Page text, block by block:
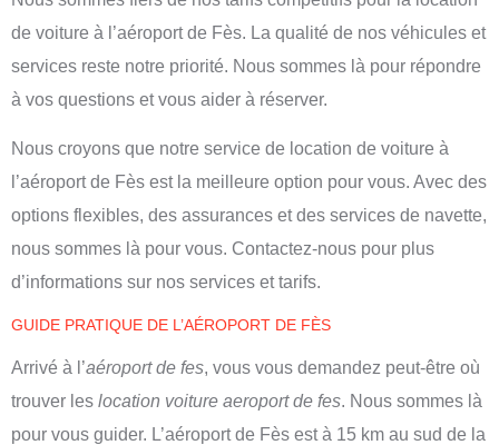
de voiture à l’aéroport de Fès. La qualité de nos véhicules et
services reste notre priorité. Nous sommes là pour répondre
à vos questions et vous aider à réserver.
Nous croyons que notre service de location de voiture à
l’aéroport de Fès est la meilleure option pour vous. Avec des
options flexibles, des assurances et des services de navette,
nous sommes là pour vous. Contactez-nous pour plus
d’informations sur nos services et tarifs.
GUIDE PRATIQUE DE L’AÉROPORT DE FÈS
Arrivé à l’aéroport de fes, vous vous demandez peut-être où
trouver les location voiture aeroport de fes. Nous sommes là
pour vous guider. L’aéroport de Fès est à 15 km au sud de la